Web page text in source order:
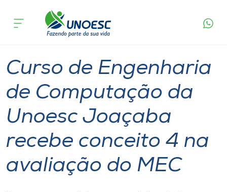
Cursos
Pesquisa
Atendimento ao Estudante
Portal de Ensino
acontece
Curso de Engenharia
de Computação da
Unoesc Joaçaba
recebe conceito 4 na
avaliação do MEC